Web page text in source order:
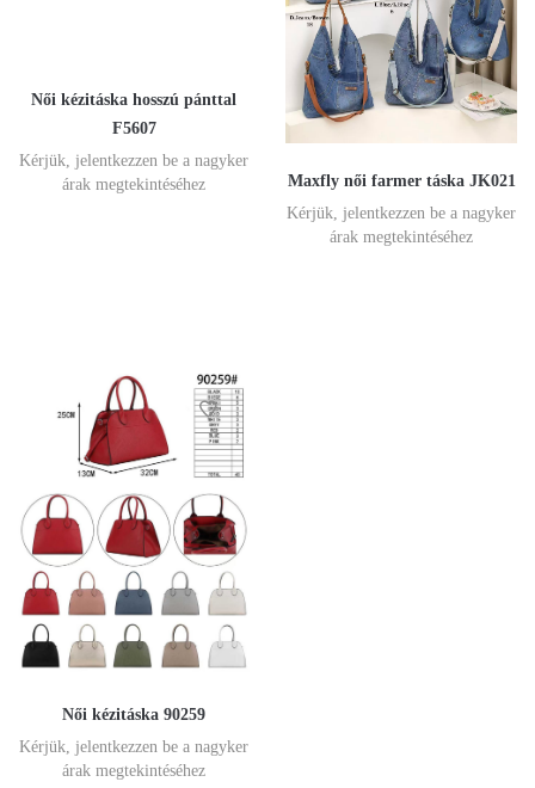
Női kézitáska hosszú pánttal
F5607
Kérjük, jelentkezzen be a nagyker
árak megtekintéséhez
Maxfly női farmer táska JK021
Kérjük, jelentkezzen be a nagyker
árak megtekintéséhez
Női kézitáska 90259
Kérjük, jelentkezzen be a nagyker
árak megtekintéséhez